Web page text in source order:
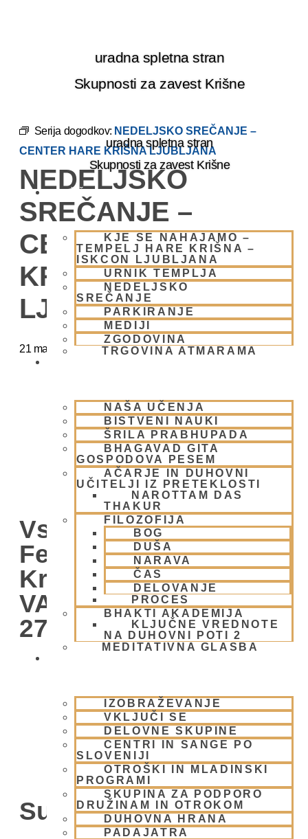
uradna spletna stran
Skupnosti za zavest Krišne
uradna spletna stran
Skupnosti za zavest Krišne
OBIŠČI NAS
KJE SE NAHAJAMO –
TEMPELJ HARE KRIŠNA –
ISKCON LJUBLJANA
URNIK TEMPLJA
NEDELJSKO
SREČANJE
PARKIRANJE
MEDIJI
ZGODOVINA
TRGOVINA ATMARAMA
NAŠA UČENJA
BISTVENI NAUKI
ŠRILA PRABHUPADA
BHAGAVAD GITA
GOSPODOVA PESEM
AČARJE IN DUHOVNI
UČITELJI IZ PRETEKLOSTI
NAROTTAM DAS
THAKUR
FILOZOFIJA
BOG
DUŠA
NARAVA
ČAS
DELOVANJE
PROCES
BHAKTI AKADEMIJA
KLJUČNE VREDNOTE
NA DUHOVNI POTI 2
MEDITATIVNA GLASBA
IZOBRAŽEVANJE
VKLJUČI SE
DELOVNE SKUPINE
CENTRI IN SANGE PO
SLOVENIJI
OTROŠKI IN MLADINSKI
PROGRAMI
SKUPINA ZA PODPORO
DRUŽINAM IN OTROKOM
DUHOVNA HRANA
PADAJATRA
Serija dogodkov: NEDELJSKO SREČANJE –
CENTER HARE KRIŠNA LJUBLJANA
NEDELJSKO
SREČANJE –
CENTER HARE
KRIŠNA
LJUBLJANA
21 marca @15:00 -20:00
Vsako Nedeljo Mini
Festival V Hare
Krišna Centru –
VABLJENI (Žibertova
27, 1000 Ljubljana)
Sunday Feast